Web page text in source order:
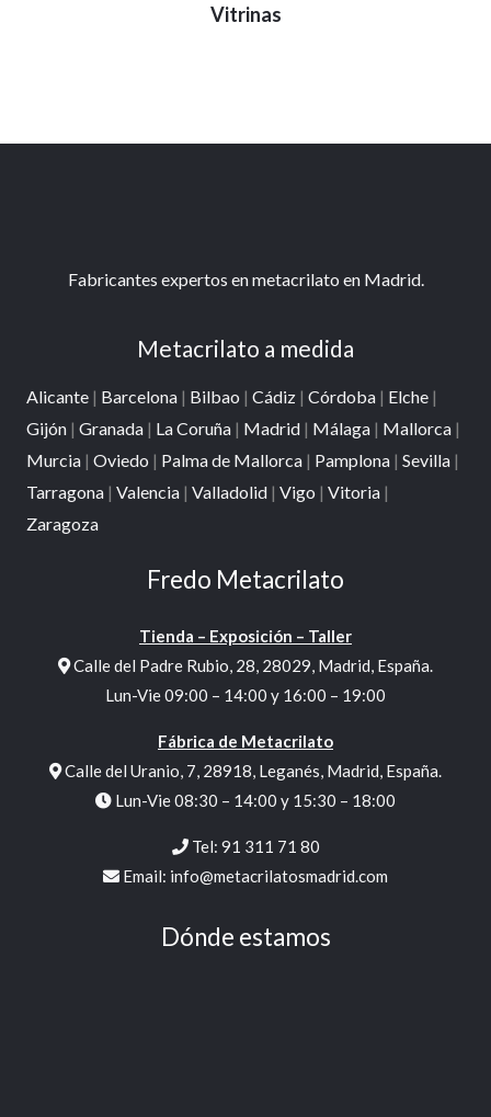
Vitrinas
Fabricantes expertos en metacrilato en Madrid.
Metacrilato a medida
Alicante | Barcelona | Bilbao | Cádiz | Córdoba | Elche |
Gijón | Granada | La Coruña | Madrid | Málaga | Mallorca |
Murcia | Oviedo | Palma de Mallorca | Pamplona | Sevilla |
Tarragona | Valencia | Valladolid | Vigo | Vitoria |
Zaragoza
Fredo Metacrilato
Tienda – Exposición – Taller
Calle del Padre Rubio, 28, 28029, Madrid, España.
Lun-Vie 09:00 – 14:00 y 16:00 – 19:00
Fábrica de Metacrilato
Calle del Uranio, 7, 28918, Leganés, Madrid, España.
Lun-Vie 08:30 – 14:00 y 15:30 – 18:00
Tel: 91 311 71 80
Email: info@metacrilatosmadrid.com
Dónde estamos